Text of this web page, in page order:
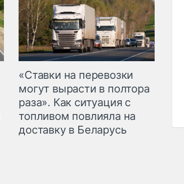
«Ставки на перевозки
могут вырасти в полтора
раза». Как ситуация с
топливом повлияла на
доставку в Беларусь